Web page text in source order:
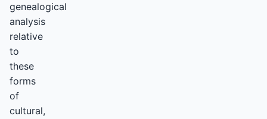
genealogical
analysis
relative
to
these
forms
of
cultural,